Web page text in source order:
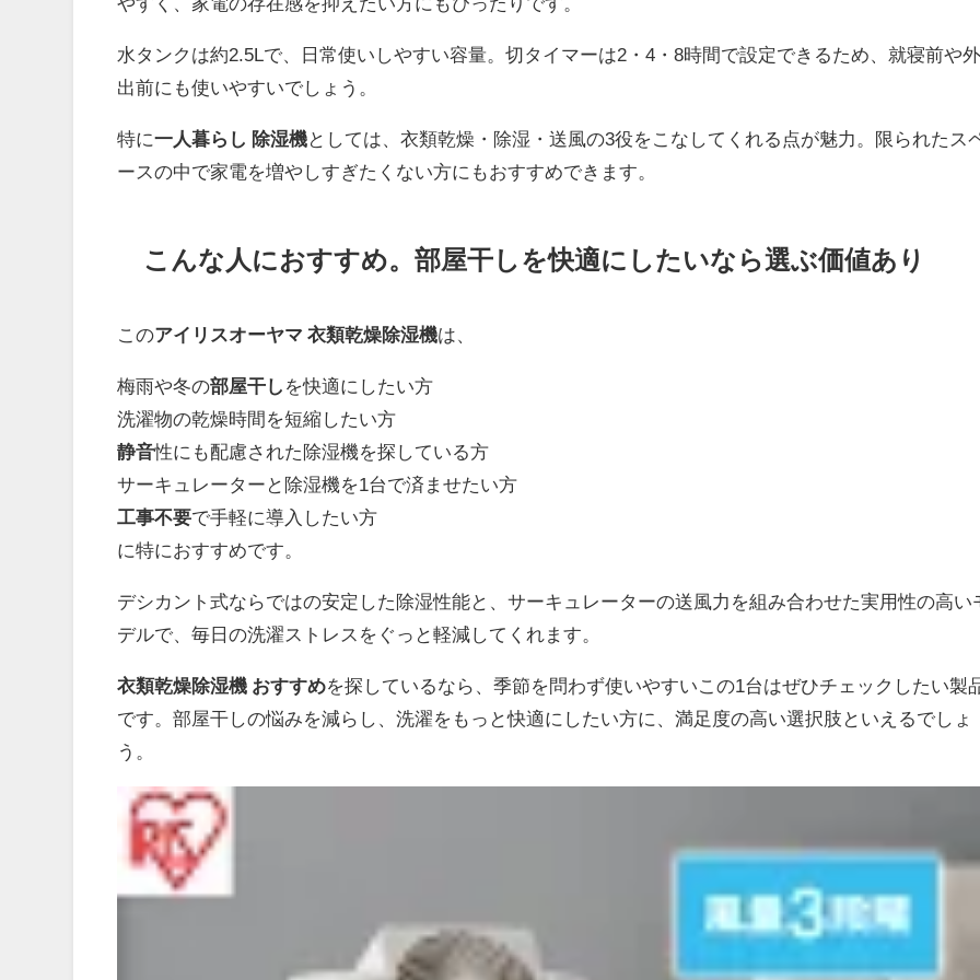
水タンクは約2.5Lで、日常使いしやすい容量。切タイマーは2・4・8時間で設定できるため、就寝前や
出前にも使いやすいでしょう。
特に一人暮らし 除湿機としては、衣類乾燥・除湿・送風の3役をこなしてくれる点が魅力。限られたス
ースの中で家電を増やしすぎたくない方にもおすすめできます。
こんな人におすすめ。部屋干しを快適にしたいなら選ぶ価値あり
このアイリスオーヤマ 衣類乾燥除湿機は、
梅雨や冬の部屋干し を快適にしたい方
洗濯物の乾燥時間を短縮したい方
静音性にも配慮された除湿機を探している方
サーキュレーターと除湿機を1台で済ませたい方
工事不要で手軽に導入したい方
に特におすすめです。
デシカント式ならではの安定した除湿性能と、サーキュレーターの送風力を組み合わせた実用性の高い
デルで、毎日の洗濯ストレスをぐっと軽減してくれます。
衣類乾燥除湿機 おすすめを探しているなら、季節を問わず使いやすいこの1台はぜひチェックしたい製
です。部屋干しの悩みを減らし、洗濯をもっと快適にしたい方に、満足度の高い選択肢といえるでしょ
う。